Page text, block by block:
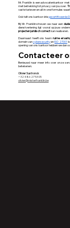
Mr. Franklin is een advocatenkantoor met
met betrekking tot privacy van jou over.
vaste tarieven en all-in-one formules
Ook telt ons kantoor driegecertificeerde
Bij Mr. Franklin streven we naar een
dienstverlening ligt vooral op jouw
projectenjuridisch correctkan realiseren.
Daarnaast heeft ons teamruime
domein vancybersecurityenISO 27001
opening van ons kantoor hebben we dan
Contacteer
Benieuwd naar meer info over onze
betekenen.
Olivier Sustronck
+32 486 27 53 05
olivier@misterfranklin.be